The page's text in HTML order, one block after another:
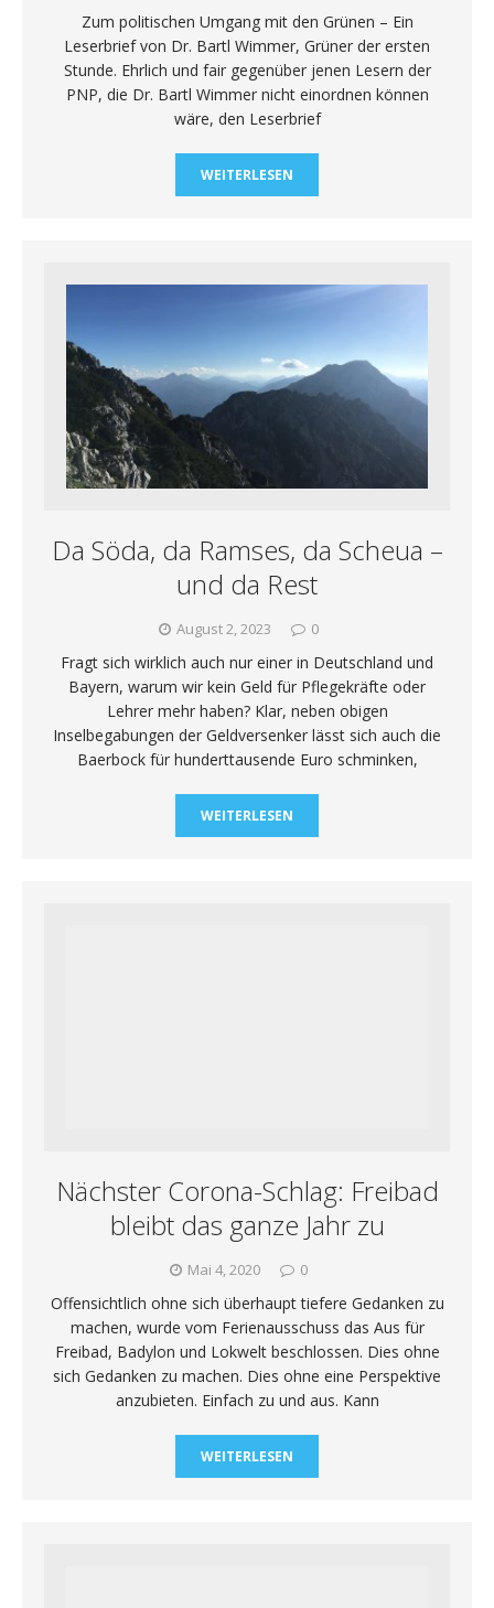
Zum politischen Umgang mit den Grünen – Ein
Leserbrief von Dr. Bartl Wimmer, Grüner der ersten
Stunde. Ehrlich und fair gegenüber jenen Lesern der
PNP, die Dr. Bartl Wimmer nicht einordnen können
wäre, den Leserbrief
WEITERLESEN
Da Söda, da Ramses, da Scheua –
und da Rest
August 2, 2023 0
Fragt sich wirklich auch nur einer in Deutschland und
Bayern, warum wir kein Geld für Pflegekräfte oder
Lehrer mehr haben? Klar, neben obigen
Inselbegabungen der Geldversenker lässt sich auch die
Baerbock für hunderttausende Euro schminken,
WEITERLESEN
Nächster Corona-Schlag: Freibad
bleibt das ganze Jahr zu
Mai 4, 2020 0
Offensichtlich ohne sich überhaupt tiefere Gedanken zu
machen, wurde vom Ferienausschuss das Aus für
Freibad, Badylon und Lokwelt beschlossen. Dies ohne
sich Gedanken zu machen. Dies ohne eine Perspektive
anzubieten. Einfach zu und aus. Kann
WEITERLESEN